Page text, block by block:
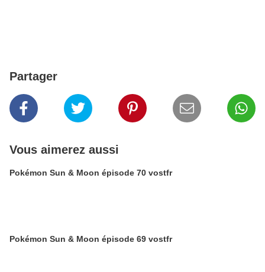
Partager
Vous aimerez aussi
Pokémon Sun & Moon épisode 70 vostfr
Pokémon Sun & Moon épisode 69 vostfr